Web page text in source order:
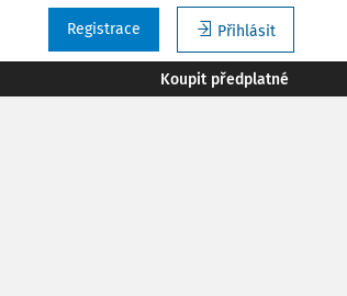
Přihlásit
Registrace
Koupit předplatné